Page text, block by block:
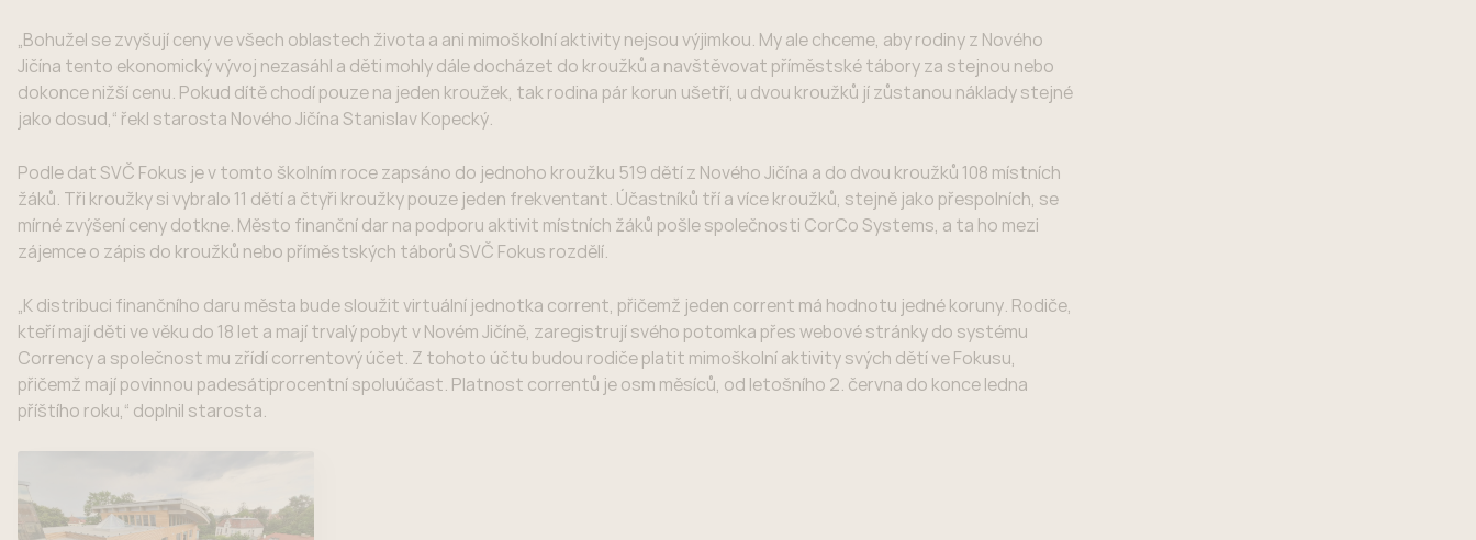
„Bohužel se zvyšují ceny ve všech oblastech života a ani mimoškolní aktivity nejsou výjimkou. My ale chceme, aby rodiny z Nového
Jičína tento ekonomický vývoj nezasáhl a děti mohly dále docházet do kroužků a navštěvovat příměstské tábory za stejnou nebo
dokonce nižší cenu. Pokud dítě chodí pouze na jeden kroužek, tak rodina pár korun ušetří, u dvou kroužků jí zůstanou náklady stejné
jako dosud,“ řekl starosta Nového Jičína Stanislav Kopecký.
Podle dat SVČ Fokus je v tomto školním roce zapsáno do jednoho kroužku 519 dětí z Nového Jičína a do dvou kroužků 108 místních
žáků. Tři kroužky si vybralo 11 dětí a čtyři kroužky pouze jeden frekventant. Účastníků tří a více kroužků, stejně jako přespolních, se
mírné zvýšení ceny dotkne. Město finanční dar na podporu aktivit místních žáků pošle společnosti CorCo Systems, a ta ho mezi
zájemce o zápis do kroužků nebo příměstských táborů SVČ Fokus rozdělí.
„K distribuci finančního daru města bude sloužit virtuální jednotka corrent, přičemž jeden corrent má hodnotu jedné koruny. Rodiče,
kteří mají děti ve věku do 18 let a mají trvalý pobyt v Novém Jičíně, zaregistrují svého potomka přes webové stránky do systému
Corrency a společnost mu zřídí correntový účet. Z tohoto účtu budou rodiče platit mimoškolní aktivity svých dětí ve Fokusu,
přičemž mají povinnou padesátiprocentní spoluúčast. Platnost correntů je osm měsíců, od letošního 2. června do konce ledna
příštího roku,“ doplnil starosta.